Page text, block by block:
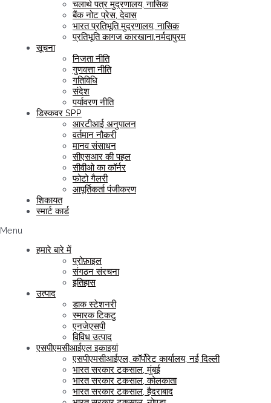
चलार्थ पत्र मुद्रणालय, नासिक
बैंक नोट प्रेस, देवास
भारत प्रतिभूति मुद्रणालय, नासिक
प्रतिभूति कागज कारखाना,नर्मदापुरम
सूचना
निजता नीति
गुणवत्ता नीति
गतिविधि
संदेश
पर्यावरण नीति
डिस्कवर SPP
आरटीआई अनुपालन
वर्तमान नौकरी
मानव संसाधन
सीएसआर की पहल
सीवीओ का कॉर्नर
फोटो गैलरी
आपूर्तिकर्ता पंजीकरण
शिकायत
स्‍मार्ट कार्ड
Menu
हमारे बारे में
प्रोफ़ाइल
संगठन संरचना
इतिहास
उत्पाद
डाक स्टेशनरी
स्मारक टिकटु
एनजेएसपी
विविध उत्पाद
एसपीएमसीआईएल इकाइयां
एसपीएमसीआईएल, कॉर्पोरेट कार्यालय, नई दिल्ली
भारत सरकार टकसाल, मुंबई
भारत सरकार टकसाल, कोलकाता
भारत सरकार टकसाल, हैदराबाद